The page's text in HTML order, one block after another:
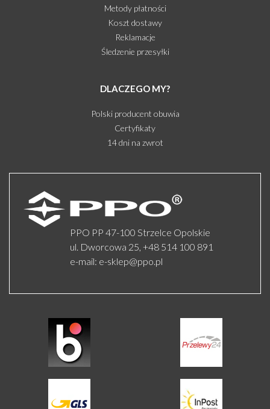
Metody płatności
Koszt dostawy
Reklamacje
Śledzenie przesyłki
DLACZEGO MY?
Polski producent obuwia
Certyfikaty
14 dni na zwrot
PPO PP 47-100 Strzelce Opolskie
ul. Dworcowa 25, +48 514 100 891
e-mail: e-sklep@ppo.pl